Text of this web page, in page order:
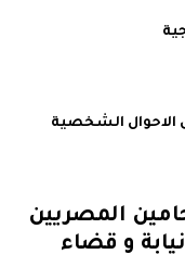
الشخصية
المصريين
و قضاء